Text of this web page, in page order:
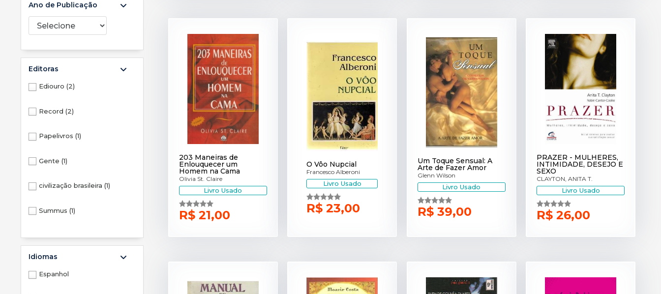
Ano de Publicação
Editoras
Ediouro (2)
Record (2)
Papelivros (1)
Gente (1)
civilização brasileira (1)
Summus (1)
CAMPUS (1)
Idiomas
Espanhol
203 Maneiras de
Enlouquecer um
Homem na Cama
Olivia St. Claire
Livro Usado
R$ 21,00
O Vôo Nupcial
Francesco Alberoni
Livro Usado
R$ 23,00
Um Toque Sensual: A
Arte de Fazer Amor
Glenn Wilson
Livro Usado
R$ 39,00
PRAZER - MULHERES,
INTIMIDADE, DESEJO E
SEXO
CLAYTON, ANITA T.
Livro Usado
R$ 26,00